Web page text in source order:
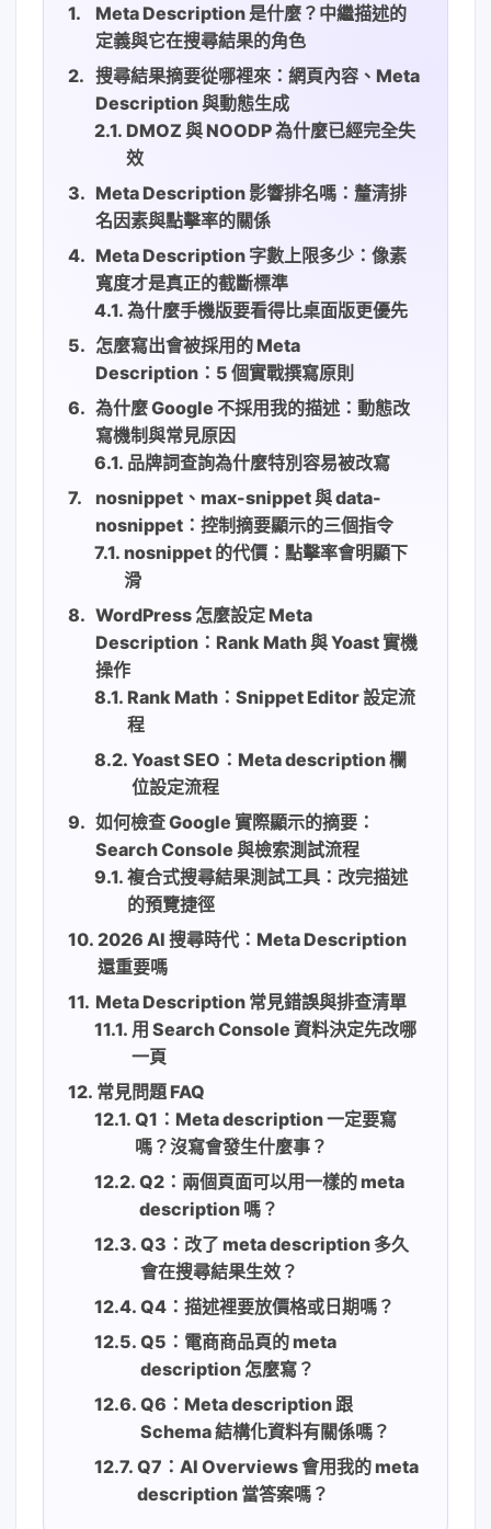
Meta Description 是什麼？中繼描述的
定義與它在搜尋結果的角色
搜尋結果摘要從哪裡來：網頁內容、Meta
Description 與動態生成
DMOZ 與 NOODP 為什麼已經完全失
效
Meta Description 影響排名嗎：釐清排
名因素與點擊率的關係
Meta Description 字數上限多少：像素
寬度才是真正的截斷標準
為什麼手機版要看得比桌面版更優先
怎麼寫出會被採用的 Meta
Description：5 個實戰撰寫原則
為什麼 Google 不採用我的描述：動態改
寫機制與常見原因
品牌詞查詢為什麼特別容易被改寫
nosnippet、max-snippet 與 data-
nosnippet：控制摘要顯示的三個指令
nosnippet 的代價：點擊率會明顯下
滑
WordPress 怎麼設定 Meta
Description：Rank Math 與 Yoast 實機
操作
Rank Math：Snippet Editor 設定流
程
Yoast SEO：Meta description 欄
位設定流程
如何檢查 Google 實際顯示的摘要：
Search Console 與檢索測試流程
複合式搜尋結果測試工具：改完描述
的預覽捷徑
2026 AI 搜尋時代：Meta Description
還重要嗎
Meta Description 常見錯誤與排查清單
用 Search Console 資料決定先改哪
一頁
常見問題 FAQ
Q1：Meta description 一定要寫
嗎？沒寫會發生什麼事？
Q2：兩個頁面可以用一樣的 meta
description 嗎？
Q3：改了 meta description 多久
會在搜尋結果生效？
Q4：描述裡要放價格或日期嗎？
Q5：電商商品頁的 meta
description 怎麼寫？
Q6：Meta description 跟
Schema 結構化資料有關係嗎？
Q7：AI Overviews 會用我的 meta
description 當答案嗎？